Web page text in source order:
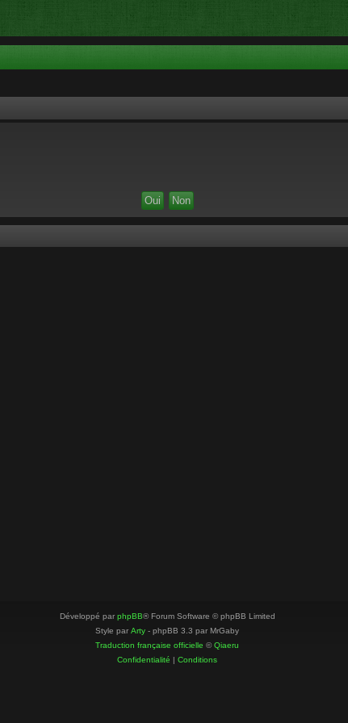
Développé par phpBB® Forum Software © phpBB Limited
Style par Arty - phpBB 3.3 par MrGaby
Traduction française officielle ©Qiaeru
Confidentialité | Conditions